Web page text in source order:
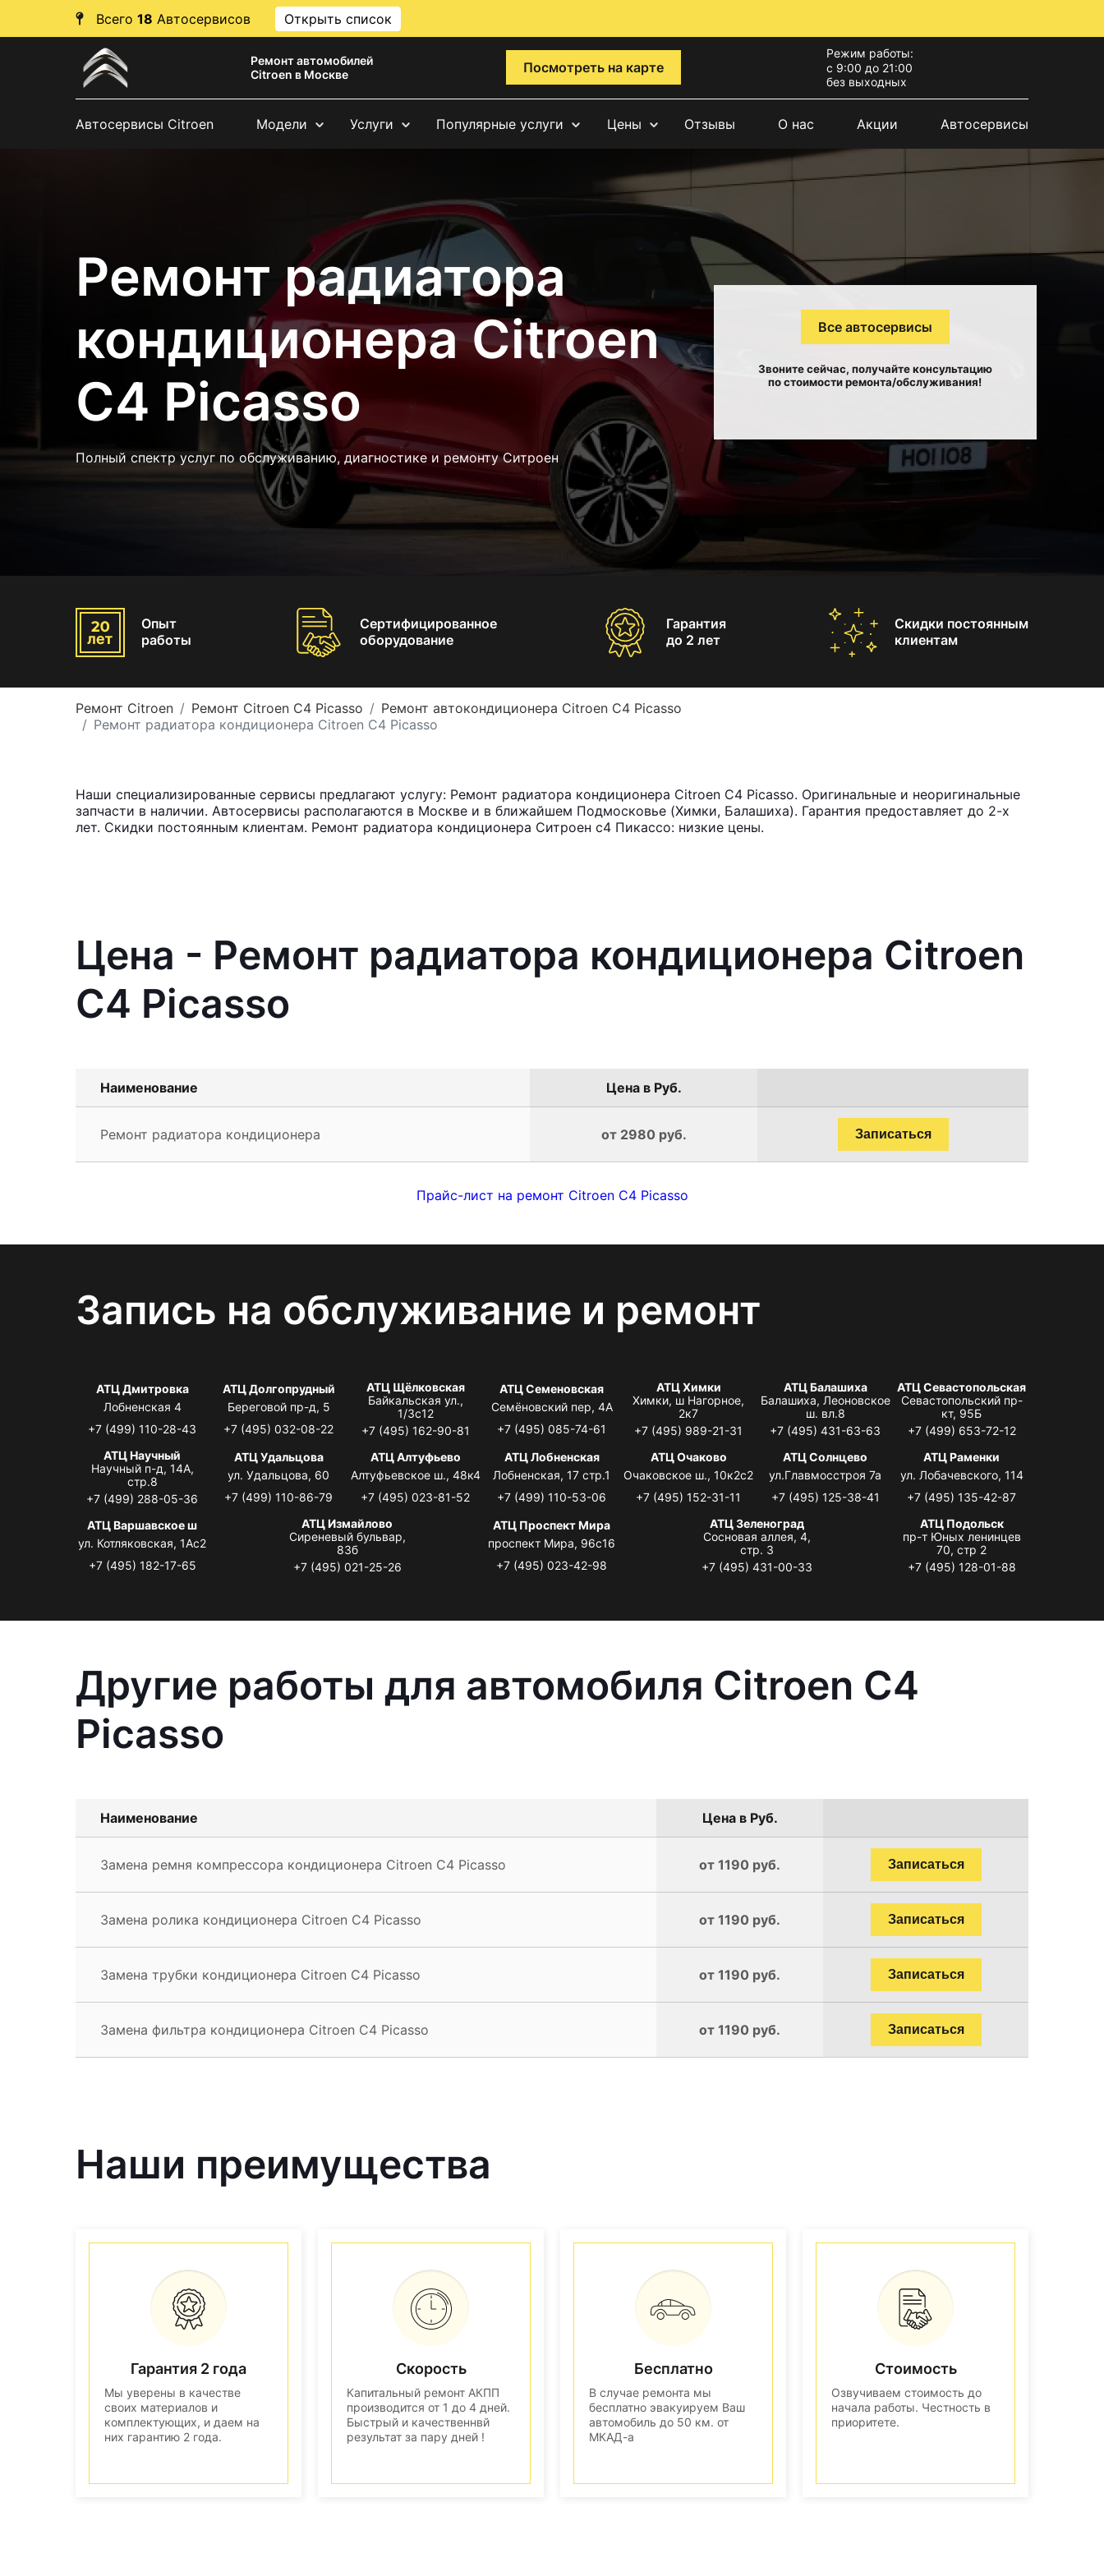
Всего 18 Автосервисов Открыть список
Ремонт автомобилей
Citroen в Москве
Посмотреть на карте
Режим работы:
с 9:00 до 21:00
без выходных
Автосервисы Citroen Модели Услуги Популярные услуги Цены Отзывы О нас Акции Автосервисы
Ремонт радиатора
кондиционера Citroen
C4 Picasso
Полный спектр услуг по обслуживанию, диагностике и ремонту Ситроен
Все автосервисы
Звоните сейчас, получайте консультацию
по стоимости ремонта/обслуживания!
Опыт
работы
Сертифицированное
оборудование
Гарантия
до 2 лет
Скидки постоянным
клиентам
Ремонт Citroen Ремонт Citroen C4 Picasso
Ремонт автокондиционера Citroen C4 Picasso
Ремонт радиатора кондиционера Citroen C4 Picasso
Наши специализированные сервисы предлагают услугу: Ремонт радиатора кондиционера Citroen C4 Picasso. Оригинальные и неоригинальные
запчасти в наличии. Автосервисы располагаются в Москве и в ближайшем Подмосковье (Химки, Балашиха). Гарантия предоставляет до 2-х
лет. Скидки постоянным клиентам. Ремонт радиатора кондиционера Ситроен с4 Пикассо: низкие цены.
Цена - Ремонт радиатора кондиционера Citroen
C4 Picasso
Наименование Цена в Руб.
Ремонт радиатора кондиционера от 2980 руб. Записаться
Прайс-лист на ремонт Citroen C4 Picasso
Запись на обслуживание и ремонт
АТЦ Дмитровка
Лобненская 4
+7 (499) 110-28-43
АТЦ Долгопрудный
Береговой пр-д, 5
+7 (495) 032-08-22
АТЦ Щёлковская
Байкальская ул.,
1/3с12
+7 (495) 162-90-81
АТЦ Семеновская
Семёновский пер, 4А
+7 (495) 085-74-61
АТЦ Химки
Химки, ш Нагорное,
2к7
+7 (495) 989-21-31
АТЦ Балашиха
Балашиха, Леоновское
ш. вл.8
+7 (495) 431-63-63
АТЦ Севастопольская
Севастопольский пр-
кт, 95Б
+7 (499) 653-72-12
АТЦ Научный
Научный п-д, 14А,
стр.8
+7 (499) 288-05-36
АТЦ Удальцова
ул. Удальцова, 60
+7 (499) 110-86-79
АТЦ Алтуфьево
Алтуфьевское ш., 48к4
+7 (495) 023-81-52
АТЦ Лобненская
Лобненская, 17 стр.1
+7 (499) 110-53-06
АТЦ Очаково
Очаковское ш., 10к2с2
+7 (495) 152-31-11
АТЦ Солнцево
ул.Главмосстроя 7а
+7 (495) 125-38-41
АТЦ Раменки
ул. Лобачевского, 114
+7 (495) 135-42-87
АТЦ Варшавское ш
ул. Котляковская, 1Ас2
+7 (495) 182-17-65
АТЦ Измайлово
Сиреневый бульвар,
83б
+7 (495) 021-25-26
АТЦ Проспект Мира
проспект Мира, 96с16
+7 (495) 023-42-98
АТЦ Зеленоград
Сосновая аллея, 4,
стр. 3
+7 (495) 431-00-33
АТЦ Подольск
пр-т Юных ленинцев
70, стр 2
+7 (495) 128-01-88
Другие работы для автомобиля Citroen C4
Picasso
Наименование Цена в Руб.
Замена ремня компрессора кондиционера Citroen C4 Picasso от 1190 руб. Записаться
Замена ролика кондиционера Citroen C4 Picasso от 1190 руб. Записаться
Замена трубки кондиционера Citroen C4 Picasso от 1190 руб. Записаться
Замена фильтра кондиционера Citroen C4 Picasso от 1190 руб. Записаться
Наши преимущества
Гарантия 2 года
Мы уверены в качестве
своих материалов и
комплектующих, и даем на
них гарантию 2 года.
Скорость
Капитальный ремонт АКПП
производится от 1 до 4 дней.
Быстрый и качественнвй
результат за пару дней !
Бесплатно
В случае ремонта мы
бесплатно эвакуируем Ваш
автомобиль до 50 км. от
МКАД-а
Стоимость
Озвучиваем стоимость до
начала работы. Честность в
приоритете.